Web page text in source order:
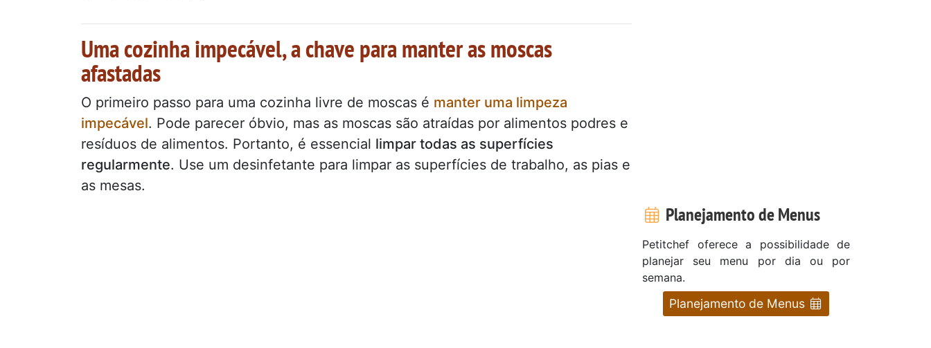
Uma cozinha impecável, a chave para manter as moscas
afastadas
O primeiro passo para uma cozinha livre de moscas é manter uma limpeza
impecável. Pode parecer óbvio, mas as moscas são atraídas por alimentos podres e
resíduos de alimentos. Portanto, é essencial limpar todas as superfícies
regularmente. Use um desinfetante para limpar as superfícies de trabalho, as pias e
as mesas.
Planejamento de Menus
Petitchef oferece a possibilidade de
planejar seu menu por dia ou por
semana.
Planejamento de Menus